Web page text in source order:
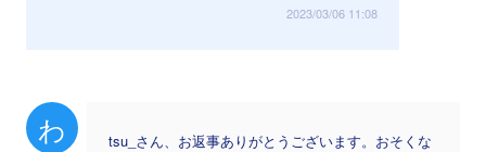
2023/03/06 11:08
わ
tsu_さん、お返事ありがとうございます。おそくな